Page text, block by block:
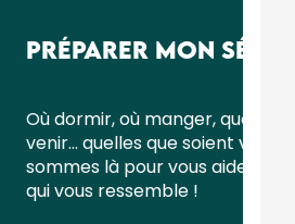
PRÉPARER MON
Où dormir, où manger, quoi
venir… quelles que soient vos
sommes là pour vous aider à
qui vous ressemble !